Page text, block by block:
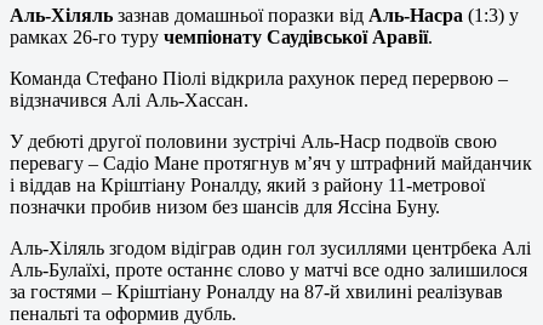
Аль-Хіляль зазнав домашньої поразки від Аль-Насра (1:3) у
рамках 26-го туру чемпіонату Саудівської Аравії.
Команда Стефано Піолі відкрила рахунок перед перервою –
відзначився Алі Аль-Хассан.
У дебюті другої половини зустрічі Аль-Наср подвоїв свою
перевагу – Садіо Мане протягнув м’яч у штрафний майданчик
і віддав на Кріштіану Роналду, який з району 11-метрової
позначки пробив низом без шансів для Яссіна Буну.
Аль-Хіляль згодом відіграв один гол зусиллями центрбека Алі
Аль-Булаїхі, проте останнє слово у матчі все одно залишилося
за гостями – Кріштіану Роналду на 87-й хвилині реалізував
пенальті та оформив дубль.